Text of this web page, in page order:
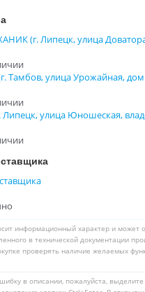
(г. Липецк, улица
Тамбов, улица Урожайная, дом
Липецк, улица Юношеская,
информационный характер и может
в технической документации
проверять наличие желаемых
в описании, пожалуйста, выделите